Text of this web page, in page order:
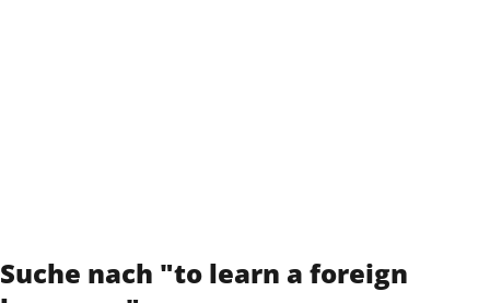
Suche nach "to learn a foreign